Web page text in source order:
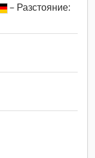
– Разстояние: